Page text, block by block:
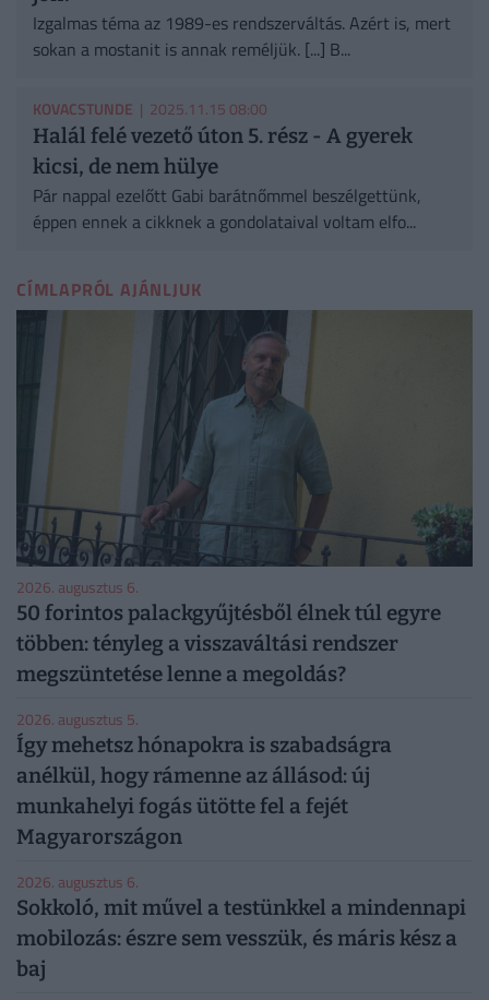
Izgalmas téma az 1989-es rendszerváltás. Azért is, mert
sokan a mostanit is annak reméljük. [...] B...
KOVACSTUNDE | 2025.11.15 08:00
Halál felé vezető úton 5. rész - A gyerek
kicsi, de nem hülye
Pár nappal ezelőtt Gabi barátnőmmel beszélgettünk,
éppen ennek a cikknek a gondolataival voltam elfo...
CÍMLAPRÓL AJÁNLJUK
2026. augusztus 6.
50 forintos palackgyűjtésből élnek túl egyre
többen: tényleg a visszaváltási rendszer
megszüntetése lenne a megoldás?
2026. augusztus 5.
Így mehetsz hónapokra is szabadságra
anélkül, hogy rámenne az állásod: új
munkahelyi fogás ütötte fel a fejét
Magyarországon
2026. augusztus 6.
Sokkoló, mit művel a testünkkel a mindennapi
mobilozás: észre sem vesszük, és máris kész a
baj